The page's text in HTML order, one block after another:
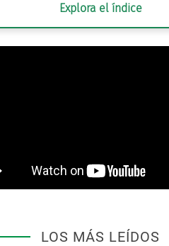
Explora el índice
LOS MÁS LEÍDOS